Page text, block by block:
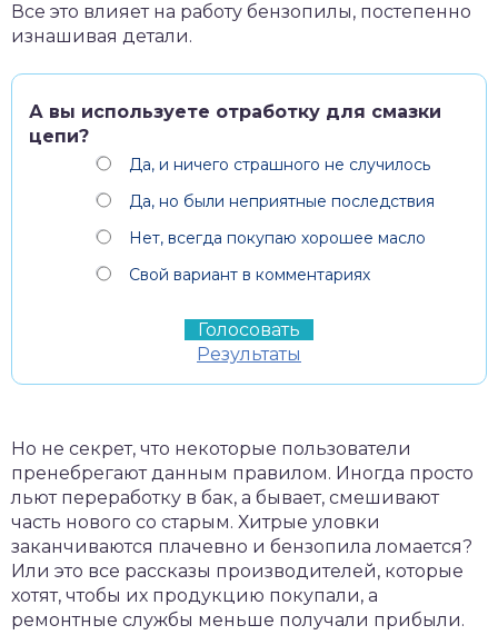
Все это влияет на работу бензопилы, постепенно
изнашивая детали.
А вы используете отработку для смазки
цепи?
Да, и ничего страшного не случилось
Да, но были неприятные последствия
Нет, всегда покупаю хорошее масло
Свой вариант в комментариях
Результаты
Но не секрет, что некоторые пользователи
пренебрегают данным правилом. Иногда просто
льют переработку в бак, а бывает, смешивают
часть нового со старым. Хитрые уловки
заканчиваются плачевно и бензопила ломается?
Или это все рассказы производителей, которые
хотят, чтобы их продукцию покупали, а
ремонтные службы меньше получали прибыли.